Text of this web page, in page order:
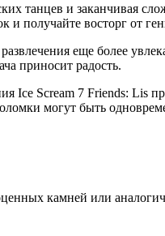
танцев и заканчивая
и получайте восторг от
еще более
приносит радость.
Ice Scream 7 Friends: Lis
могут быть
камней или